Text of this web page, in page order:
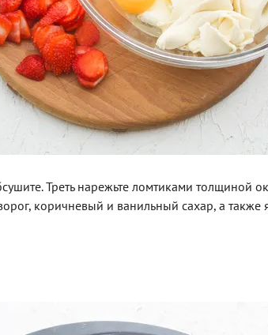
Треть нарежьте ломтиками толщиной
коричневый и ванильный сахар, а